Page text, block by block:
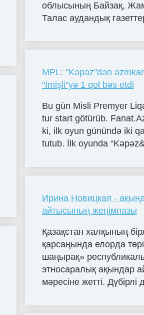
облысының Байзақ,
Талас аудандық
MPL: "Kəpəz"dən
"İmişli"yə 1 qol bəs etdi
Bu gün Misli Premyer
tur start götürüb.
ki, ilk oyun günündə iki
tutub. İlk oyunda
Ирина Новицкая -
айтысының жеңімпазы
Қазақстан халқының
қарсаңында елорда
шаңырақ»
этносаралық ақындар
мәресіне жетті.